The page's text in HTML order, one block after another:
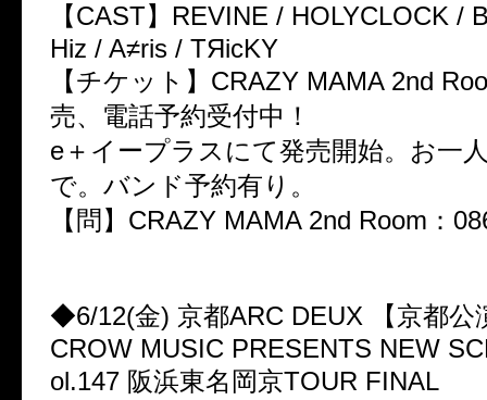
【CAST】REVINE / HOLYCLOCK /
Hiz / A≠ris / TЯicKY
【チケット】CRAZY MAMA 2nd
売、電話予約受付中！
e＋イープラスにて発売開始。お一
で。バンド予約有り。
【問】CRAZY MAMA 2nd Room：
◆6/12(金) 京都ARC DEUX 【京都公
CROW MUSIC PRESENTS NEW
ol.147 阪浜東名岡京TOUR FINAL